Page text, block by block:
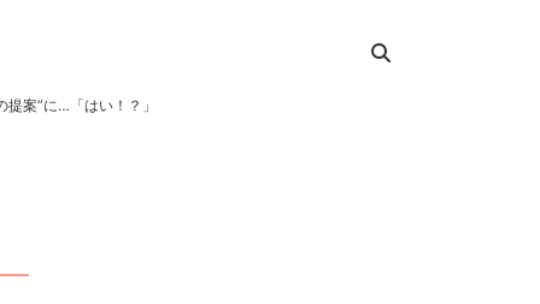
案”に…「はい！？」